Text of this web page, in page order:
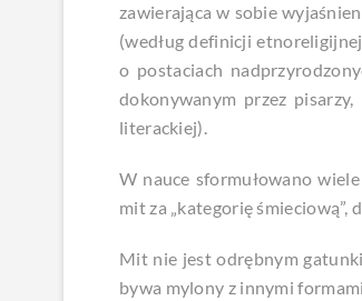
zawierająca w sobie
(według definicji
o postaciach
dokonywanym przez
literackiej).
W nauce sformułowano
mit za „kategorię
Mit nie jest odrębnym
bywa mylony z innymi